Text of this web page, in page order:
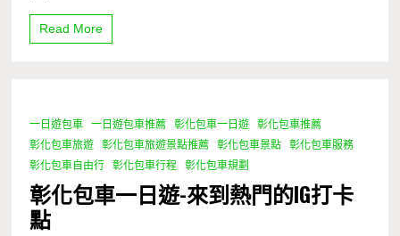
Read More
1 Minute
一日遊包車 一日遊包車推薦 彰化包車一日遊
彰化包車推薦
彰化包車旅遊
彰化包車旅遊景點推薦 彰化包車景點
彰化包車服務
彰化包車自由行
彰化包車行程 彰化包車規劃
彰化包車一日遊-來到熱門的IG打卡
點